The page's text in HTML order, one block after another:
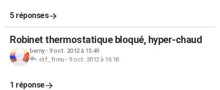
5 réponses
Robinet thermostatique bloqué, hyper-chaud
berny- 9 oct. 2012 à 15:49
stf_frmu- 9 oct. 2012 à 16:18
1 réponse